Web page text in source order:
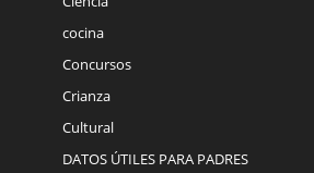
cocina
Concursos
Crianza
Cultural
DATOS ÚTILES PARA PADRES